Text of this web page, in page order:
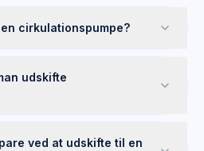
cirkulationspumpe?
udskifte
ved at udskifte til en